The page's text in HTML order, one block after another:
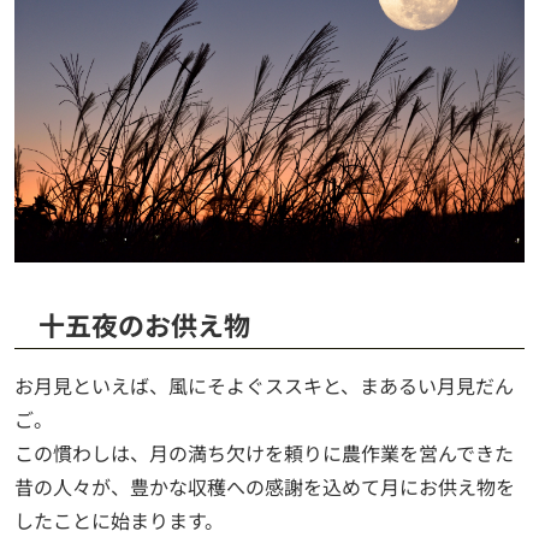
十五夜のお供え物
お月見といえば、風にそよぐススキと、まあるい月見だん
ご。
この慣わしは、月の満ち欠けを頼りに農作業を営んできた
昔の人々が、豊かな収穫への感謝を込めて月にお供え物を
したことに始まります。